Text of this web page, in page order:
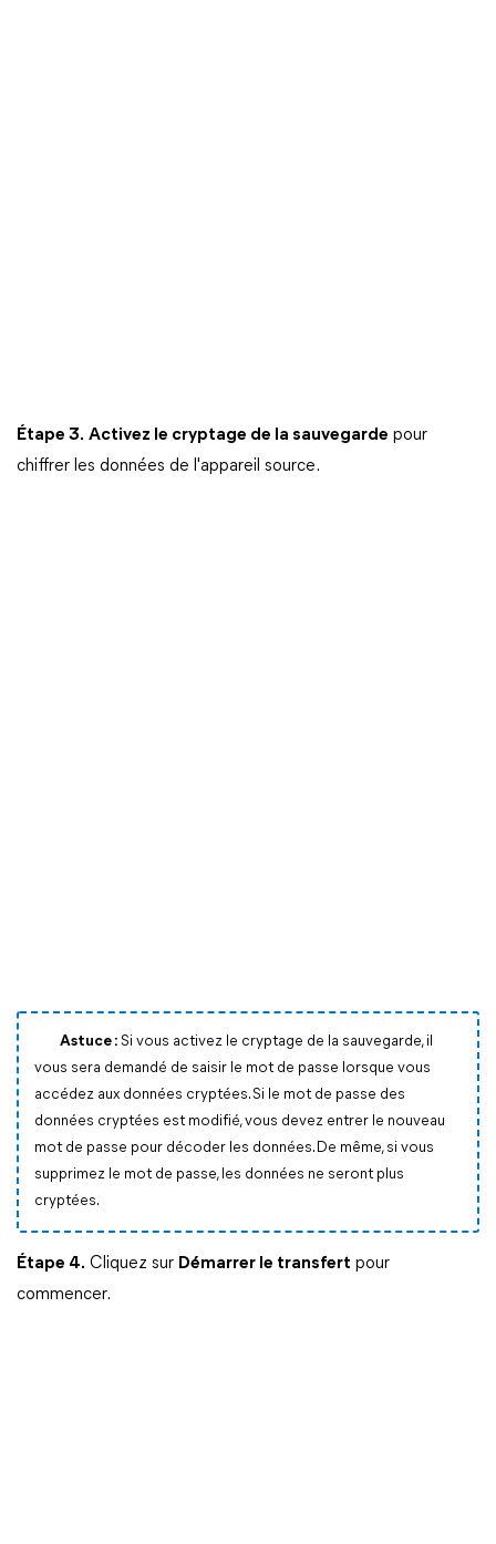
Étape 3. Activez le cryptage de la sauvegarde pour
chiffrer les données de l'appareil source.
Astuce : Si vous activez le cryptage de la sauvegarde, il
vous sera demandé de saisir le mot de passe lorsque vous
accédez aux données cryptées. Si le mot de passe des
données cryptées est modifié, vous devez entrer le nouveau
mot de passe pour décoder les données. De même, si vous
supprimez le mot de passe, les données ne seront plus
cryptées.
Étape 4. Cliquez sur Démarrer le transfert pour
commencer.